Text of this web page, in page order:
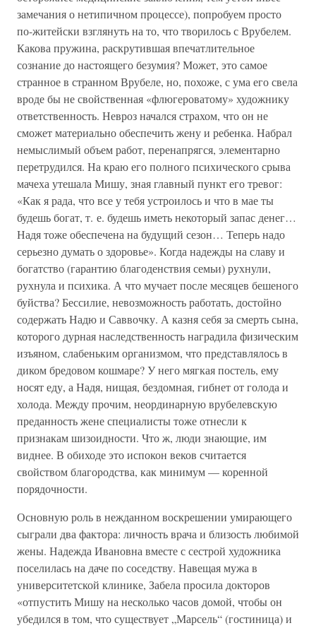
замечания о нетипичном процессе), попробуем просто
по-житейски взглянуть на то, что творилось с Врубелем.
Какова пружина, раскрутившая впечатлительное
сознание до настоящего безумия? Может, это самое
странное в странном Врубеле, но, похоже, с ума его свела
вроде бы не свойственная «флюгероватому» художнику
ответственность. Невроз начался страхом, что он не
сможет материально обеспечить жену и ребенка. Набрал
немыслимый объем работ, перенапрягся, элементарно
перетрудился. На краю его полного психического срыва
мачеха утешала Мишу, зная главный пункт его тревог:
«Как я рада, что все у тебя устроилось и что в мае ты
будешь богат, т. е. будешь иметь некоторый запас денег…
Надя тоже обеспечена на будущий сезон… Теперь надо
серьезно думать о здоровье». Когда надежды на славу и
богатство (гарантию благоденствия семьи) рухнули,
рухнула и психика. А что мучает после месяцев бешеного
буйства? Бессилие, невозможность работать, достойно
содержать Надю и Саввочку. А казня себя за смерть сына,
которого дурная наследственность наградила физическим
изъяном, слабеньким организмом, что представлялось в
диком бредовом кошмаре? У него мягкая постель, ему
носят еду, а Надя, нищая, бездомная, гибнет от голода и
холода. Между прочим, неординарную врубелевскую
преданность жене специалисты тоже отнесли к
признакам шизоидности. Что ж, люди знающие, им
виднее. В обиходе это испокон веков считается
свойством благородства, как минимум — коренной
порядочности.
Основную роль в нежданном воскрешении умирающего
сыграли два фактора: личность врача и близость любимой
жены. Надежда Ивановна вместе с сестрой художника
поселилась на даче по соседству. Навещая мужа в
университетской клинике, Забела просила докторов
«отпустить Мишу на несколько часов домой, чтобы он
убедился в том, что существует „Марсель“ (гостиница) и